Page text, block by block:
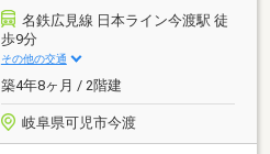
名鉄広見線 日本ライン今渡駅 徒
歩9分
その他の交通
築4年8ヶ月 / 2階建
岐阜県可児市今渡